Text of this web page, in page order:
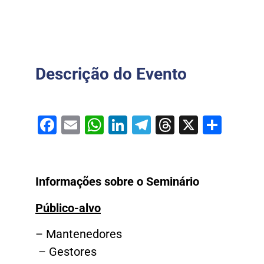
Descrição do Evento
Facebook
EmailWhatsApp
LinkedIn
Telegram
Threads
X
Informações sobre o Seminário
Público-alvo
– Mantenedores
– Gestores